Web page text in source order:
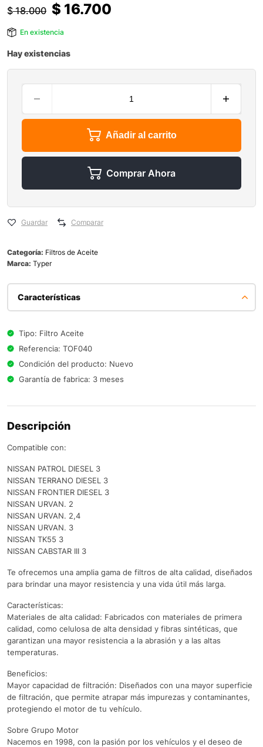
$18.000 $ 16.700
En existencia
Hay existencias
Añadir al carrito
Comprar Ahora
Guardar Comparar
Categoría: Filtros de Aceite
Marca: Typer
Características
Tipo: Filtro Aceite
Referencia: TOF040
Condición del producto: Nuevo
Garantía de fabrica: 3 meses
Descripción
Compatible con:
NISSAN PATROL DIESEL 3
NISSAN TERRANO DIESEL 3
NISSAN FRONTIER DIESEL 3
NISSAN URVAN. 2
NISSAN URVAN. 2,4
NISSAN URVAN. 3
NISSAN TK55 3
NISSAN CABSTAR III 3
Te ofrecemos una amplia gama de filtros de alta calidad, diseñados
para brindar una mayor resistencia y una vida útil más larga.
Características:
Materiales de alta calidad: Fabricados con materiales de primera
calidad, como celulosa de alta densidad y fibras sintéticas, que
garantizan una mayor resistencia a la abrasión y a las altas
temperaturas.
Beneficios:
Mayor capacidad de filtración: Diseñados con una mayor superficie
de filtración, que permite atrapar más impurezas y contaminantes,
protegiendo el motor de tu vehículo.
Sobre Grupo Motor
Nacemos en 1998, con la pasión por los vehículos y el deseo de